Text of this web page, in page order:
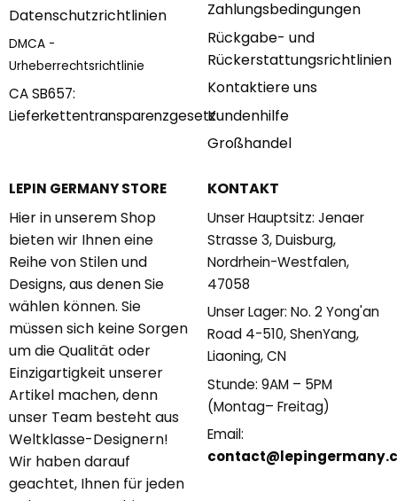
Datenschutzrichtlinien
DMCA -
Urheberrechtsrichtlinie
CA SB657:
Lieferkettentransparenzgesetz
Zahlungsbedingungen
Rückgabe- und
Rückerstattungsrichtlinien
Kontaktiere uns
Kundenhilfe
Großhandel
LEPIN GERMANY STORE
Hier in unserem Shop
bieten wir Ihnen eine
Reihe von Stilen und
Designs, aus denen Sie
wählen können. Sie
müssen sich keine Sorgen
um die Qualität oder
Einzigartigkeit unserer
Artikel machen, denn
unser Team besteht aus
Weltklasse-Designern!
Wir haben darauf
geachtet, Ihnen für jeden
KONTAKT
Unser Hauptsitz: Jenaer
Strasse 3, Duisburg,
Nordrhein-Westfalen,
47058
Unser Lager: No. 2 Yong'an
Road 4-510, ShenYang,
Liaoning, CN
Stunde: 9AM – 5PM
(Montag– Freitag)
Email: